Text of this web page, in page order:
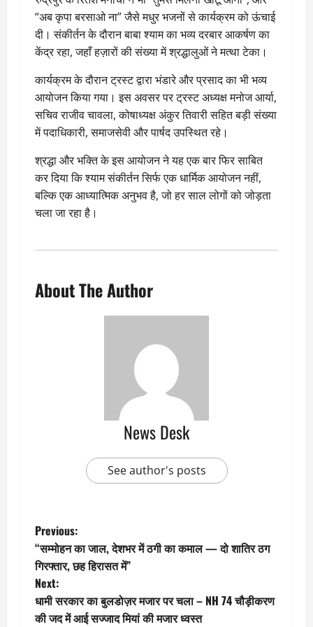
“अब कृपा बरसाओ ना” जैसे मधुर भजनों से कार्यक्रम को ऊंचाई
दी। संकीर्तन के दौरान बाबा श्याम का भव्य दरबार आकर्षण का
केंद्र रहा, जहाँ हज़ारों की संख्या में श्रद्धालुओं ने मत्था टेका।
कार्यक्रम के दौरान ट्रस्ट द्वारा भंडारे और प्रसाद का भी भव्य
आयोजन किया गया। इस अवसर पर ट्रस्ट अध्यक्ष मनोज आर्या,
सचिव राजीव चावला, कोषाध्यक्ष अंकुर तिवारी सहित बड़ी संख्या
में पदाधिकारी, समाजसेवी और पार्षद उपस्थित रहे।
श्रद्धा और भक्ति के इस आयोजन ने यह एक बार फिर साबित
कर दिया कि श्याम संकीर्तन सिर्फ एक धार्मिक आयोजन नहीं,
बल्कि एक आध्यात्मिक अनुभव है, जो हर साल लोगों को जोड़ता
चला जा रहा है।
About The Author
News Desk
See author's posts
P
o
s
Previous:
“सम्मोहन का जाल, देशभर में ठगी का कमाल — दो शातिर ठग
गिरफ्तार, छह हिरासत में”
Next:
धामी सरकार का बुलडोज़र मजार पर चला – NH 74 चौड़ीकरण
की जद में आई सज्जाद मियां की मजार ध्वस्त